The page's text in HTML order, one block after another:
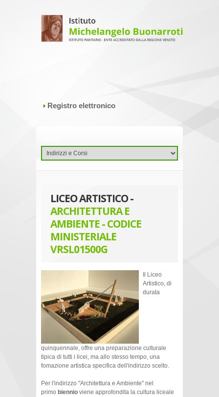
Registro elettronico
LICEO ARTISTICO -
ARCHITETTURA E
AMBIENTE - CODICE
MINISTERIALE
VRSL01500G
Il Liceo
Artistico, di
durata
quinquennale, offre una preparazione culturale
tipica di tutti i licei, ma allo stesso tempo, una
fomazione artistica specifica dell'indirizzo scelto.
Per l'indirizzo "Architettura e Ambiente" nel
primo biennio viene approfondita la cultura liceale